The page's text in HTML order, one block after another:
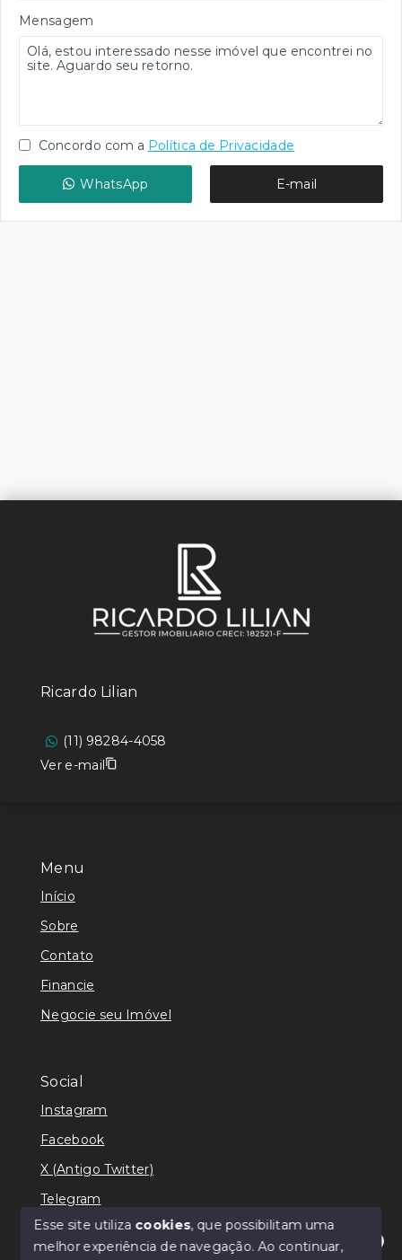
Mensagem
Concordo com a Política de Privacidade
WhatsApp E-mail
Menu
Início
Sobre
Contato
Financie
Negocie seu Imóvel
Social
Instagram
Facebook
X (Antigo Twitter)
Telegram
Ricardo Lilian
(11) 98284-4058
Ver e-mail
Esse site utiliza cookies, que possibilitam uma
melhor experiência de navegação.Ao continuar,